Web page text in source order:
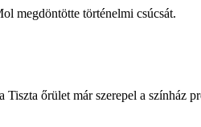
megdöntötte történelmi csúcsát.
őrület már szerepel a színház